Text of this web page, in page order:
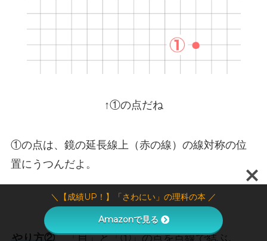
↑①の点だね
①の点は、鏡の延長線上（赤の線）の線対称の位
置にうつんだよ。
やり方②「目」と「①」の点を点線で結ぶ。
＼【成績UP！】「さわにい」の理科の本 ／
Amazonで見る